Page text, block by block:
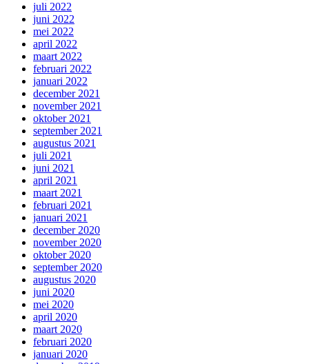
juli 2022
juni 2022
mei 2022
april 2022
maart 2022
februari 2022
januari 2022
december 2021
november 2021
oktober 2021
september 2021
augustus 2021
juli 2021
juni 2021
april 2021
maart 2021
februari 2021
januari 2021
december 2020
november 2020
oktober 2020
september 2020
augustus 2020
juni 2020
mei 2020
april 2020
maart 2020
februari 2020
januari 2020